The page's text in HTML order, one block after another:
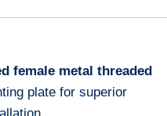
female metal threaded
plate for superior